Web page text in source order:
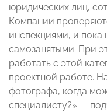
юридических лиц,
Компании
инспекциями, и пока
самозанятыми. При
работать с этой
проектной работе.
фотографа, когда
специалисту?» —